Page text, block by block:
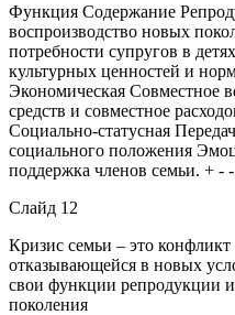
Функция Содержание
воспроизводство новых
потребности супругов в
культурных ценностей и
Экономическая Совместное
средств и совместное
Социально-статусная
социального положения
поддержка членов семьи. + -
Слайд 12
Кризис семьи – это
отказывающейся в новых
свои функции репродукции
поколения